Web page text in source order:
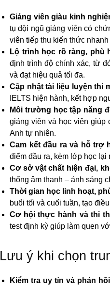
Giảng viên giàu kinh
tụ đội ngũ giảng viên có
viên tiếp thu kiến thức
Lộ trình học rõ ràng, phù
định trình độ chính xác, từ
và đạt hiệu quả tối đa.
Cập nhật tài liệu luyện thi
IELTS hiện hành, kết hợp
Môi trường học tập năng
giảng viên và học viên giúp
Anh tự nhiên.
Cam kết đầu ra và hỗ trợ
điểm đầu ra, kèm lớp học lại
Cơ sở vật chất hiện đại,
thống âm thanh – ánh sáng
Thời gian học linh hoạt,
buổi tối và cuối tuần, tạo
Cơ hội thực hành và thi
test định kỳ giúp làm quen
Lưu ý khi chọn
Kiểm tra uy tín và phản